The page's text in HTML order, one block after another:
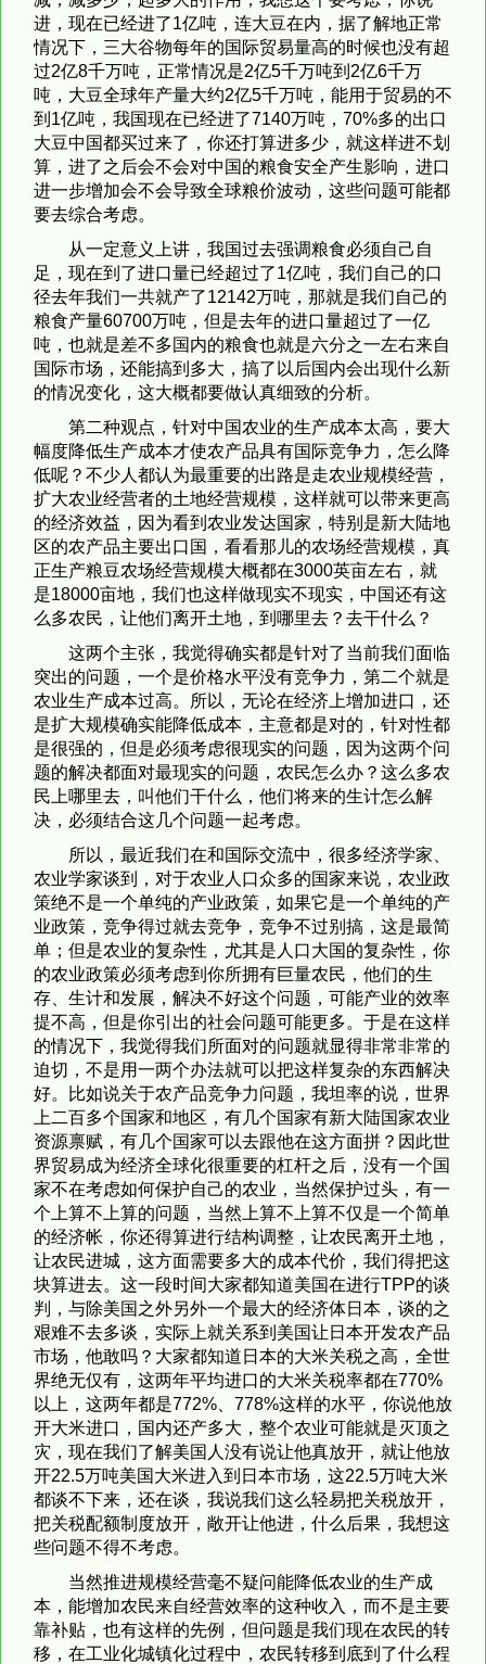
进，现在已经进了1亿吨，连大豆在内，据了解地正常
情况下，三大谷物每年的国际贸易量高的时候也没有超
过2亿8千万吨，正常情况是2亿5千万吨到2亿6千万
吨，大豆全球年产量大约2亿5千万吨，能用于贸易的不
到1亿吨，我国现在已经进了7140万吨，70%多的出口
大豆中国都买过来了，你还打算进多少，就这样进不划
算，进了之后会不会对中国的粮食安全产生影响，进口
进一步增加会不会导致全球粮价波动，这些问题可能都
要去综合考虑。
从一定意义上讲，我国过去强调粮食必须自己自
足，现在到了进口量已经超过了1亿吨，我们自己的口
径去年我们一共就产了12142万吨，那就是我们自己的
粮食产量60700万吨，但是去年的进口量超过了一亿
吨，也就是差不多国内的粮食也就是六分之一左右来自
国际市场，还能搞到多大，搞了以后国内会出现什么新
的情况变化，这大概都要做认真细致的分析。
第二种观点，针对中国农业的生产成本太高，要大
幅度降低生产成本才使农产品具有国际竞争力，怎么降
低呢？不少人都认为最重要的出路是走农业规模经营，
扩大农业经营者的土地经营规模，这样就可以带来更高
的经济效益，因为看到农业发达国家，特别是新大陆地
区的农产品主要出口国，看看那儿的农场经营规模，真
正生产粮豆农场经营规模大概都在3000英亩左右，就
是18000亩地，我们也这样做现实不现实，中国还有这
么多农民，让他们离开土地，到哪里去？去干什么？
这两个主张，我觉得确实都是针对了当前我们面临
突出的问题，一个是价格水平没有竞争力，第二个就是
农业生产成本过高。所以，无论在经济上增加进口，还
是扩大规模确实能降低成本，主意都是对的，针对性都
是很强的，但是必须考虑很现实的问题，因为这两个问
题的解决都面对最现实的问题，农民怎么办？这么多农
民上哪里去，叫他们干什么，他们将来的生计怎么解
决，必须结合这几个问题一起考虑。
所以，最近我们在和国际交流中，很多经济学家、
农业学家谈到，对于农业人口众多的国家来说，农业政
策绝不是一个单纯的产业政策，如果它是一个单纯的产
业政策，竞争得过就去竞争，竞争不过别搞，这是最简
单；但是农业的复杂性，尤其是人口大国的复杂性，你
的农业政策必须考虑到你所拥有巨量农民，他们的生
存、生计和发展，解决不好这个问题，可能产业的效率
提不高，但是你引出的社会问题可能更多。于是在这样
的情况下，我觉得我们所面对的问题就显得非常非常的
迫切，不是用一两个办法就可以把这样复杂的东西解决
好。比如说关于农产品竞争力问题，我坦率的说，世界
上二百多个国家和地区，有几个国家有新大陆国家农业
资源禀赋，有几个国家可以去跟他在这方面拼？因此世
界贸易成为经济全球化很重要的杠杆之后，没有一个国
家不在考虑如何保护自己的农业，当然保护过头，有一
个上算不上算的问题，当然上算不上算不仅是一个简单
的经济帐，你还得算进行结构调整，让农民离开土地，
让农民进城，这方面需要多大的成本代价，我们得把这
块算进去。这一段时间大家都知道美国在进行TPP的谈
判，与除美国之外另外一个最大的经济体日本，谈的之
艰难不去多谈，实际上就关系到美国让日本开发农产品
市场，他敢吗？大家都知道日本的大米关税之高，全世
界绝无仅有，这两年平均进口的大米关税率都在770%
以上，这两年都是772%、778%这样的水平，你说他放
开大米进口，国内还产多大，整个农业可能就是灭顶之
灾，现在我们了解美国人没有说让他真放开，就让他放
开22.5万吨美国大米进入到日本市场，这22.5万吨大米
都谈不下来，还在谈，我说我们这么轻易把关税放开，
把关税配额制度放开，敞开让他进，什么后果，我想这
些问题不得不考虑。
当然推进规模经营毫不疑问能降低农业的生产成
本，能增加农民来自经营效率的这种收入，而不是主要
靠补贴，也有这样的先例，但问题是我们现在农民的转
移，在工业化城镇化过程中，农民转移到底到了什么程